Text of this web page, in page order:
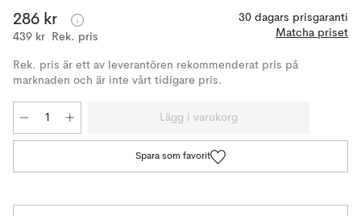
286 kr
439 kr Rek. pris
30 dagars prisgaranti
Matcha priset
Rek. pris är ett av leverantören rekommenderat pris på
marknaden och är inte vårt tidigare pris.
Lägg i varukorg
Spara som favorit